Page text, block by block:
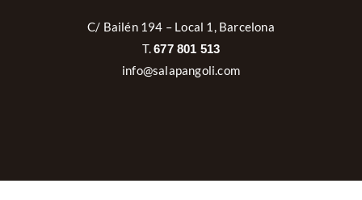
C/ Bailén 194 – Local 1, Barcelona
T.677 801 513
info@salapangoli.com